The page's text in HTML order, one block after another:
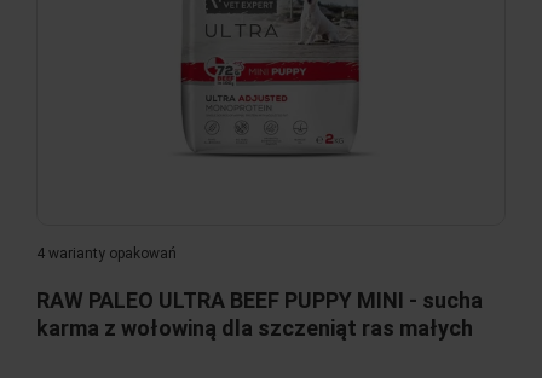
4 warianty opakowań
RAW PALEO ULTRA BEEF PUPPY MINI - sucha
karma z wołowiną dla szczeniąt ras małych